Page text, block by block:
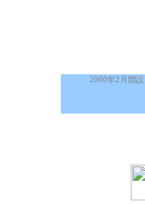
2000年2月開設